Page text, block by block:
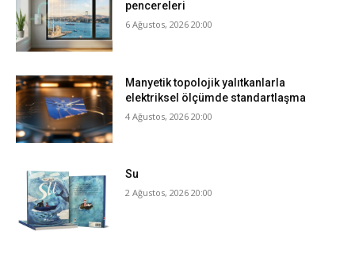
pencereleri
6 Ağustos, 2026 20:00
Manyetik topolojik yalıtkanlarla
elektriksel ölçümde standartlaşma
4 Ağustos, 2026 20:00
Su
2 Ağustos, 2026 20:00